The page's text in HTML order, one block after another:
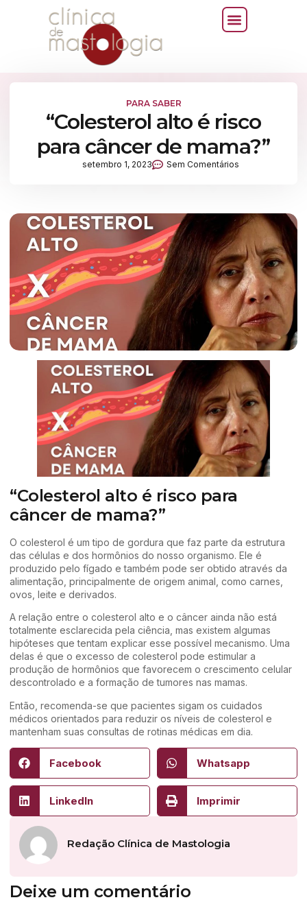
PARA SABER
“Colesterol alto é risco
para câncer de mama?”
setembro 1, 2023 Sem Comentários
“Colesterol alto é risco para
câncer de mama?”
O colesterol é um tipo de gordura que faz parte da estrutura
das células e dos hormônios do nosso organismo. Ele é
produzido pelo fígado e também pode ser obtido através da
alimentação, principalmente de origem animal, como carnes,
ovos, leite e derivados.
A relação entre o colesterol alto e o câncer ainda não está
totalmente esclarecida pela ciência, mas existem algumas
hipóteses que tentam explicar esse possível mecanismo. Uma
delas é que o excesso de colesterol pode estimular a
produção de hormônios que favorecem o crescimento celular
descontrolado e a formação de tumores nas mamas.
Então, recomenda-se que pacientes sigam os cuidados
médicos orientados para reduzir os níveis de colesterol e
mantenham suas consultas de rotinas médicas em dia.
Facebook Whatsapp
LinkedIn Imprimir
Redação Clínica de Mastologia
Deixe um comentário